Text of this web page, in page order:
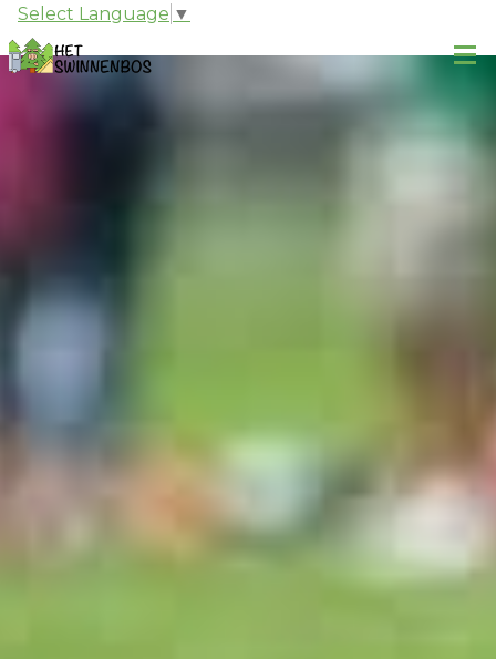
Select Language ▼